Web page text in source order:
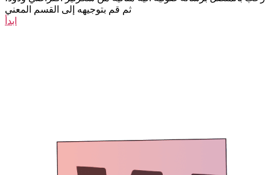
ثم قم بتوجيهه إلى القسم المعني
ابدأ